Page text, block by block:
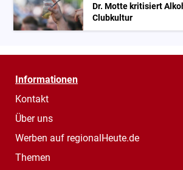
Dr. Motte kritisiert
Clubkultur
Informationen
Kontakt
Über uns
Werben auf regionalHeute.de
Themen